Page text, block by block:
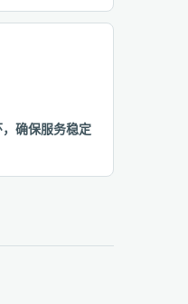
确保服务稳定